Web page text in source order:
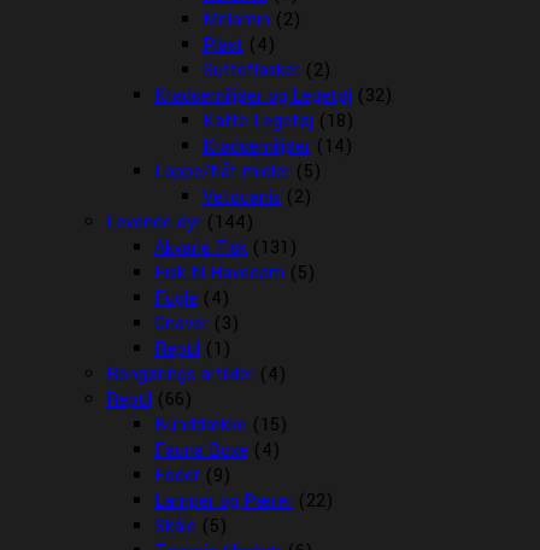
Melamin (2)
Plast (4)
Sutteflasker (2)
Kradsemiljøer og Legetøj (32)
Katte Legetøj (18)
Kradsemiljøer (14)
Loppe/flåt midler (5)
Vetocanis (2)
Levende dyr (144)
Akvarie Fisk (131)
Fisk til Havedam (5)
Fugle (4)
Gnaver (3)
Reptil (1)
Rengørings artikler (4)
Reptil (66)
Bunddække (15)
Fauna Boxe (4)
Foder (9)
Lamper og Pærer (22)
Skåle (5)